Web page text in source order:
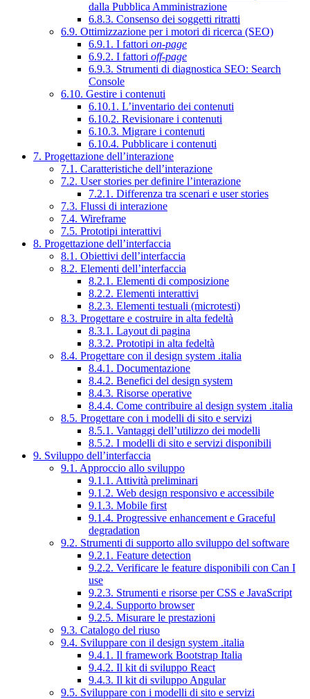
dalla Pubblica Amministrazione
6.8.3. Consenso dei soggetti ritratti
6.9. Ottimizzazione per i motori di ricerca (SEO)
6.9.1. I fattori on-page
6.9.2. I fattori off-page
6.9.3. Strumenti di diagnostica SEO: Search
Console
6.10. Gestire i contenuti
6.10.1. L’inventario dei contenuti
6.10.2. Revisionare i contenuti
6.10.3. Migrare i contenuti
6.10.4. Pubblicare i contenuti
7. Progettazione dell’interazione
7.1. Caratteristiche dell’interazione
7.2. User stories per definire l’interazione
7.2.1. Differenza tra scenari e user stories
7.3. Flussi di interazione
7.4. Wireframe
7.5. Prototipi interattivi
8. Progettazione dell’interfaccia
8.1. Obiettivi dell’interfaccia
8.2. Elementi dell’interfaccia
8.2.1. Elementi di composizione
8.2.2. Elementi interattivi
8.2.3. Elementi testuali (microtesti)
8.3. Progettare e costruire in alta fedeltà
8.3.1. Layout di pagina
8.3.2. Prototipi in alta fedeltà
8.4. Progettare con il design system .italia
8.4.1. Documentazione
8.4.2. Benefici del design system
8.4.3. Risorse operative
8.4.4. Come contribuire al design system .italia
8.5. Progettare con i modelli di sito e servizi
8.5.1. Vantaggi dell’utilizzo dei modelli
8.5.2. I modelli di sito e servizi disponibili
9. Sviluppo dell’interfaccia
9.1. Approccio allo sviluppo
9.1.1. Attività preliminari
9.1.2. Web design responsivo e accessibile
9.1.3. Mobile first
9.1.4. Progressive enhancement e Graceful
degradation
9.2. Strumenti di supporto allo sviluppo del software
9.2.1. Feature detection
9.2.2. Verificare le feature disponibili con Can I
use
9.2.3. Strumenti e risorse per CSS e JavaScript
9.2.4. Supporto browser
9.2.5. Misurare le prestazioni
9.3. Catalogo del riuso
9.4. Sviluppare con il design system .italia
9.4.1. Il framework Bootstrap Italia
9.4.2. Il kit di sviluppo React
9.4.3. Il kit di sviluppo Angular
9.5. Sviluppare con i modelli di sito e servizi